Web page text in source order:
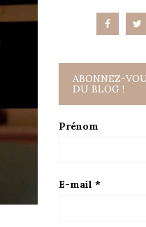
ABONNEZ-
DU BLOG !
Prénom
E-mail *